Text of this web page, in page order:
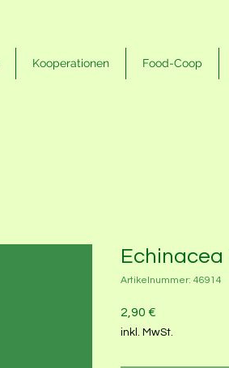
Kooperationen Food-Coop
Echinacea
Artikelnummer: 46914
2,90 €
inkl. MwSt.